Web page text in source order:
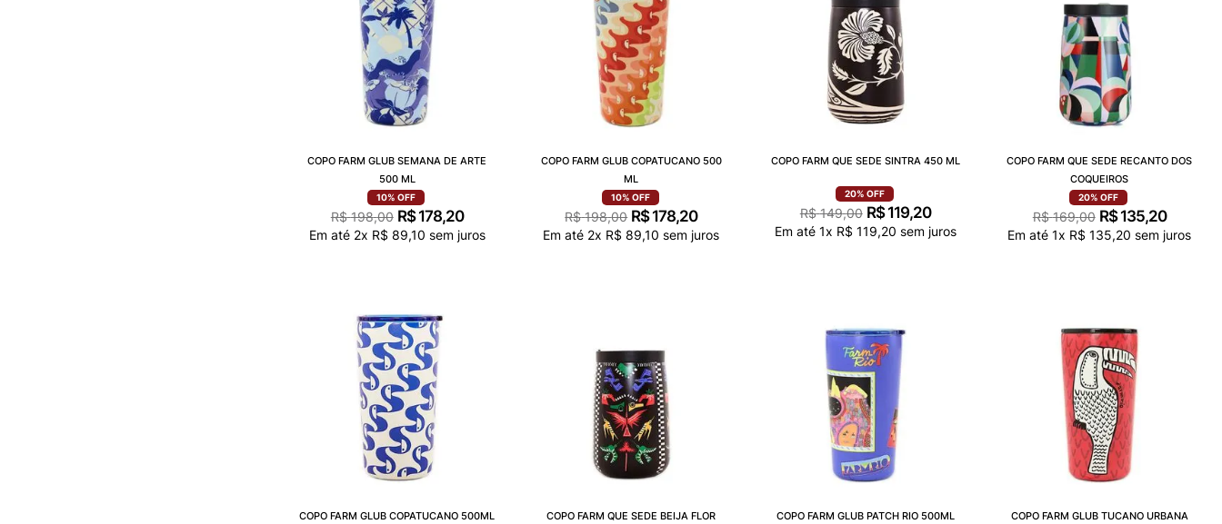
COPO FARM GLUB SEMANA DE ARTE
500 ML
10% OFF
R$ 198,00 R$ 178,20
Em até 2x R$ 89,10 sem juros
COPO FARM GLUB COPATUCANO 500
ML
10% OFF
R$ 198,00 R$178,20
Em até 2x R$ 89,10 sem juros
COPO FARM QUE SEDE SINTRA 450 ML
20% OFF
R$ 149,00 R$ 119,20
Em até 1x R$ 119,20 sem juros
COPO FARM QUE SEDE RECANTO DOS
COQUEIROS
20% OFF
R$ 169,00 R$ 135,20
Em até1x R$ 135,20 sem juros
COPO FARM GLUB COPATUCANO 500ML
COPO FARM QUE SEDE BEIJA FLOR
COPO FARM GLUB PATCH RIO 500ML
COPO FARM GLUB TUCANO URBANA